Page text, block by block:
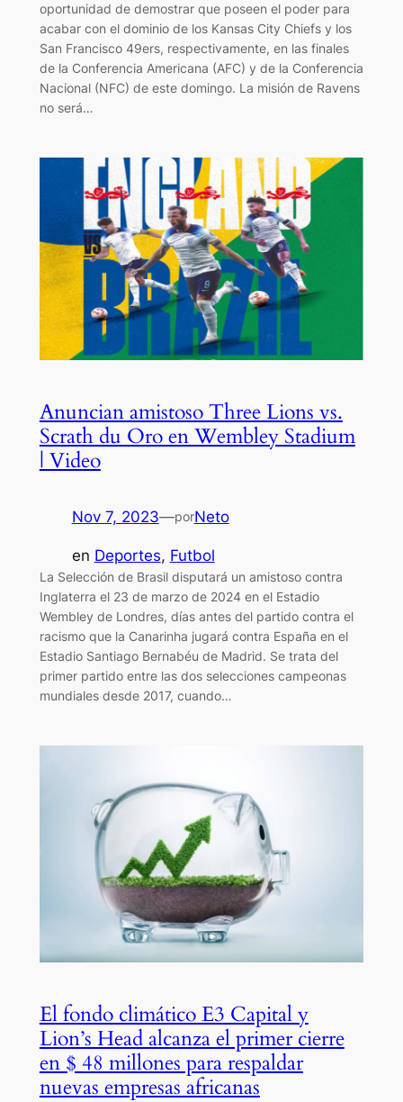
oportunidad de demostrar que poseen el poder para
acabar con el dominio de los Kansas City Chiefs y los
San Francisco 49ers, respectivamente, en las finales
de la Conferencia Americana (AFC) y de la Conferencia
Nacional (NFC) de este domingo. La misión de Ravens
no será…
Anuncian amistoso Three Lions vs.
Scrath du Oro en Wembley Stadium
| Video
Nov 7, 2023—porNeto
en Deportes, Futbol
La Selección de Brasil disputará un amistoso contra
Inglaterra el 23 de marzo de 2024 en el Estadio
Wembley de Londres, días antes del partido contra el
racismo que la Canarinha jugará contra España en el
Estadio Santiago Bernabéu de Madrid. Se trata del
primer partido entre las dos selecciones campeonas
mundiales desde 2017, cuando…
El fondo climático E3 Capital y
Lion’s Head alcanza el primer cierre
en $ 48 millones para respaldar
nuevas empresas africanas